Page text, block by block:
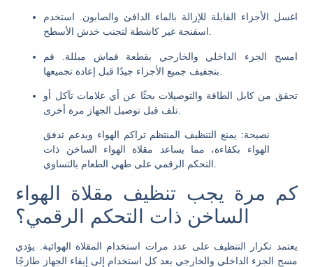
اغسل الأجزاء القابلة للإزالة بالماء الدافئ والصابون. استخدم
امسح الجزء الداخلي والخارجي بقطعة قماش مبللة. قم
تحقق من كابل الطاقة والتوصيلات بحثًا عن أي علامات تآكل أو
نصيحة: يمنع التنظيف المنتظم تراكم الهواء ويدعم تدفق
الهواء بكفاءة، مما يساعد مقلاة الهواء الساخن ذات
التحكم الرقمي على طهي الطعام بالتساوي.
كم مرة يجب تنظيف مقلاة الهواء
الساخن ذات التحكم الرقمي؟
يعتمد تكرار التنظيف على عدد مرات استخدام المقلاة الهوائية. يؤدي
مسح الجزء الداخلي والخارجي بعد كل استخدام إلى إبقاء الجهاز طازجًا